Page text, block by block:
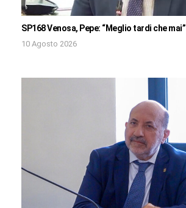
SP168 Venosa, Pepe: “Meglio tardi che mai”
10 Agosto 2026